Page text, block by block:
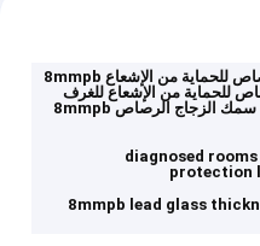
الزجاج الرصاص للحماية من الإشعاع 8mmpb
للحماية من الإشعاع للغرف
المشخصة ، سمك الزجاج الرصاص 8mmpb
diagnosed
protection
8mmpb lead glass